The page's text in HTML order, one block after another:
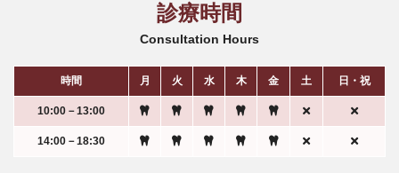
診療時間
Consultation Hours
時間 月 火 水 木 金 土 日・祝
10:00－13:00
14:00－18:30